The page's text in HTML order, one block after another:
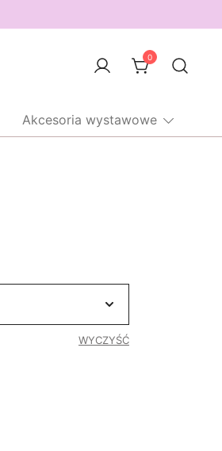
0
Akcesoria wystawowe
WYCZYŚĆ